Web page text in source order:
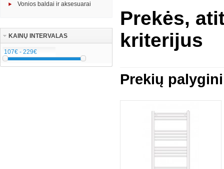
Vonios baldai ir aksesuarai
KAINŲ INTERVALAS
Prekės,
kriterijus
Prekių